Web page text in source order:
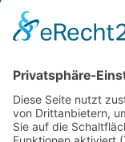
05223
info@wp-
Mo. – Do.